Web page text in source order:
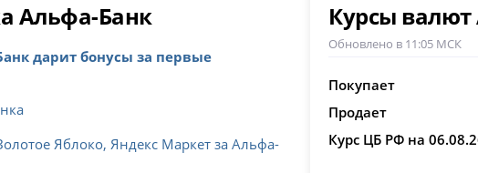
Альфа-Банк
дарит бонусы за первые
Яблоко, Яндекс Маркет за Альфа-
Курсы валют
Обновлено в 11:05 МСК
Покупает
Продает
Курс ЦБ РФ на